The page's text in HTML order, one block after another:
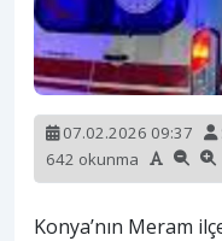
07.02.2026 09:37
642 okunma
Konya’nın Meram